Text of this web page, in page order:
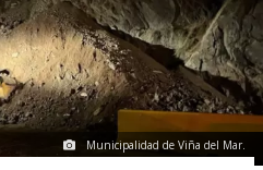
Municipalidad de Viña del Mar.